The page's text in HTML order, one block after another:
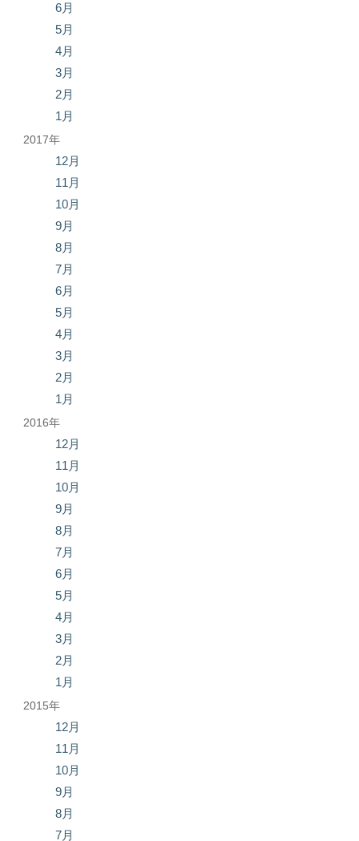
6月
5月
4月
3月
2月
1月
2017年
12月
11月
10月
9月
8月
7月
6月
5月
4月
3月
2月
1月
2016年
12月
11月
10月
9月
8月
7月
6月
5月
4月
3月
2月
1月
2015年
12月
11月
10月
9月
8月
7月